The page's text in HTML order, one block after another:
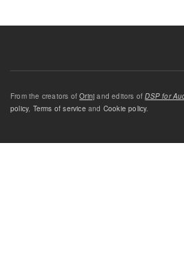
From the creators ofOrinj and editors ofDSP for
policy, Terms of service and Cookie policy.